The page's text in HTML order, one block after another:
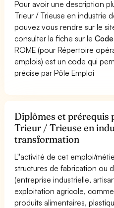
Pour avoir une description
Trieur / Trieuse en industrie
pouvez vous rendre sur le
consulter la fiche sur le
ROME (pour Répertoire
emplois) est un code qui
précise par Pôle Emploi
Diplômes et prérequis
Trieur / Trieuse en
transformation
L''activité de cet emploi/
structures de fabrication ou
(entreprise industrielle,
exploitation agricole,
produits alimentaires,